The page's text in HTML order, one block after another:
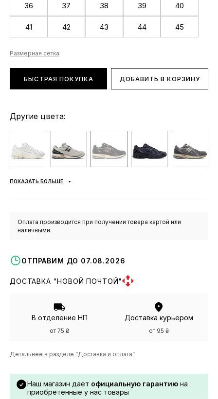
36 37 38 39 40
41 42 43 44 45
Размерная сетка
БЫСТРАЯ ПОКУПКА ДОБАВИТЬ В КОРЗИНУ
Другие цвета:
ПОКАЗАТЬ БОЛЬШЕ
Оплата производится при получении товара картой или
наличными.
ОТПРАВИМ ДО 07.08.2026
ДОСТАВКА "НОВОЙ ПОЧТОЙ"
В отделение НП
от 75 ₴
Доставка курьером
от 95 ₴
Детальнее в разделе “Доставка и оплата”
Наш магазин дает официальную гарантию на
приобретенные у нас товары